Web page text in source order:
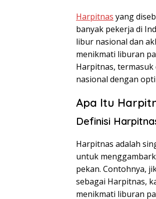
Harpitnas yang
banyak pekerja di
libur nasional dan
menikmati liburan
Harpitnas,
nasional dengan
Apa Itu
Definisi
Harpitnas adalah
untuk
pekan. Contohnya,
sebagai Harpitnas,
menikmati liburan